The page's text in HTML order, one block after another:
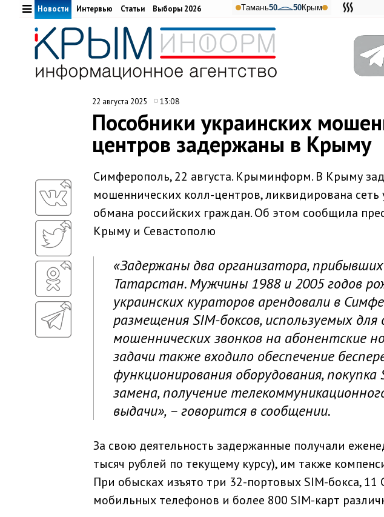
Ай-
Тамань50 50Крым
Новости Интервью Статьи Выборы 2026
22 августа 2025 13:08
Пособники украинских
центров задержаны в Крыму
Симферополь, 22 августа. Крыминформ. В Крыму
мошеннических колл-центров, ликвидирована сеть
обмана российских граждан. Об этом сообщила
Крыму и Севастополю
«Задержаны два организатора,
Татарстан. Мужчины 1988 и 2005 годов
украинских кураторов арендовали в
размещения SIM-боксов, используемых
мошеннических звонков на абонентские
задачи также входило обеспечение
функционирования оборудования,
замена, получение
выдачи», – говорится в сообщении.
За свою деятельность задержанные получали
тысяч рублей по текущему курсу), им также
При обысках изъято три 32-портовых SIM-бокса, 11
мобильных телефонов и более 800 SIM-карт